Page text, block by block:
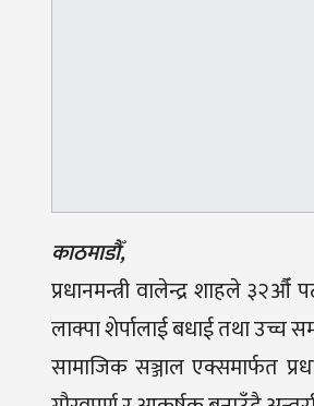
काठमाडौँ,
प्रधानमन्त्री वालेन्द्र शाहले
लाक्पा शेर्पालाई बधाई तथा उच्च
सामाजिक सञ्जाल एक्समार्फत